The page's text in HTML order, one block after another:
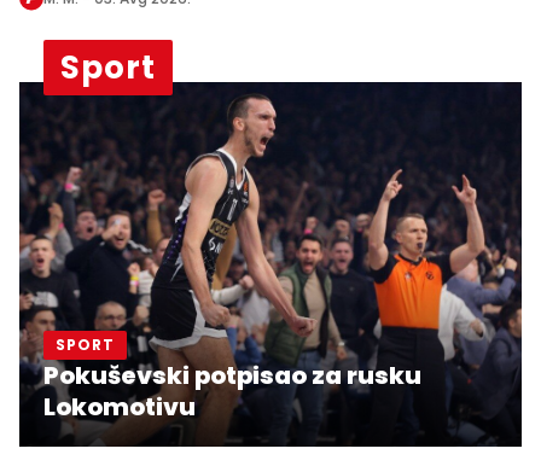
Sport
SPORT
Pokuševski potpisao za rusku
Lokomotivu